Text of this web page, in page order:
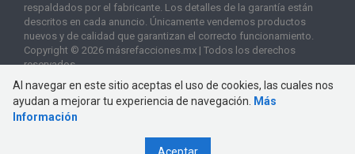
respaldados por el fabricante. Los detalles de la garantía están
descritos en cada anuncio. Únicamente vendemos productos
nuevos y de calidad que garantizan el correcto funcionamiento.
Copyright © 2026 másrefacciones.mx | Todos los derechos
reservados
Al navegar en este sitio aceptas el uso de cookies, las cuales nos
ayudan a mejorar tu experiencia de navegación.
Más
Información